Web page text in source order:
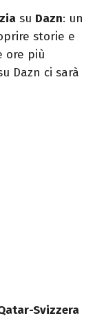
su Dazn: un
storie e
ore più
Dazn ci sarà
Svizzera